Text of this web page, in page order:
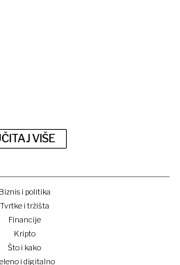
VIŠE
Biznis i politika
Tvrtke i tržišta
Financije
Kripto
Što i kako
i digitalno